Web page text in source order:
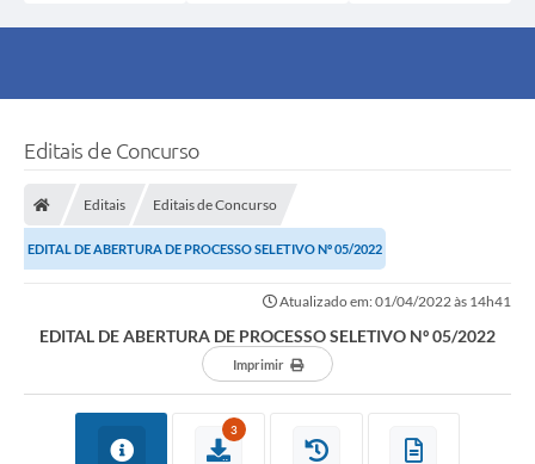
Editais de Concurso
Editais Editais de Concurso
EDITAL DE ABERTURA DE PROCESSO SELETIVO Nº 05/2022
Atualizado em: 01/04/2022 às 14h41
EDITAL DE ABERTURA DE PROCESSO SELETIVO Nº 05/2022
Imprimir
3